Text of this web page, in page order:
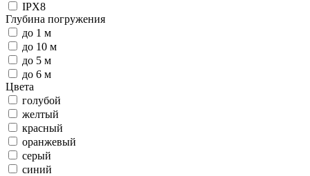
IPX8
Глубина погружения
до 1 м
до 10 м
до 5 м
до 6 м
Цвета
голубой
желтый
красный
оранжевый
серый
синий